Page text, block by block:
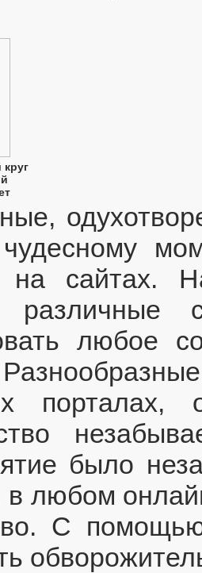
на сайтах.
различные
любое
порталах,
было
в любом
С